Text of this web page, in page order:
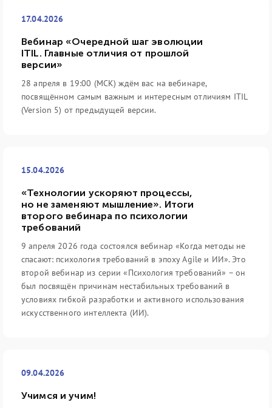
17.04.2026
Вебинар «Очередной шаг эволюции
ITIL. Главные отличия от прошлой
версии»
28 апреля в 19:00 (МСК) ждём вас на вебинаре,
посвящённом самым важным и интересным отличиям ITIL
(Version 5) от предыдущей версии.
15.04.2026
«Технологии ускоряют процессы,
но не заменяют мышление». Итоги
второго вебинара по психологии
требований
9 апреля 2026 года состоялся вебинар «Когда методы не
спасают: психология требований в эпоху Agile и ИИ». Это
второй вебинар из серии «Психология требований» – он
был посвящён причинам нестабильных требований в
условиях гибкой разработки и активного использования
искусственного интеллекта (ИИ).
09.04.2026
Учимся и учим!